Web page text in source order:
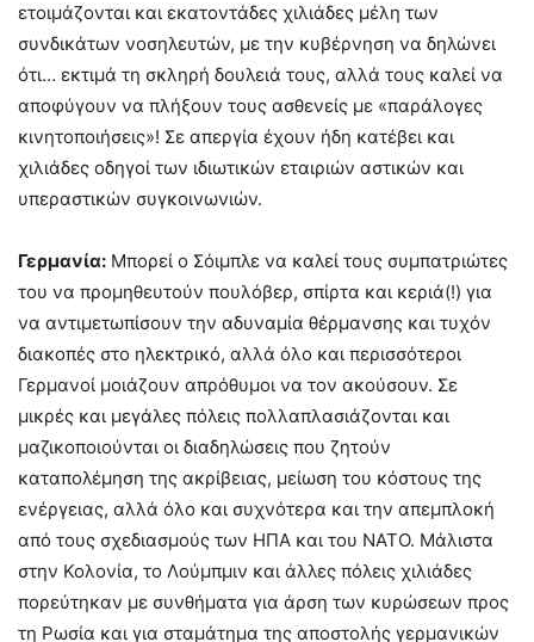
ετοιμάζονται και εκατοντάδες χιλιάδες μέλη των
συνδικάτων νοσηλευτών, με την κυβέρνηση να δηλώνει
ότι… εκτιμά τη σκληρή δουλειά τους, αλλά τους καλεί να
αποφύγουν να πλήξουν τους ασθενείς με «παράλογες
κινητοποιήσεις»! Σε απεργία έχουν ήδη κατέβει και
χιλιάδες οδηγοί των ιδιωτικών εταιριών αστικών και
υπεραστικών συγκοινωνιών.
Γερμανία: Μπορεί ο Σόιμπλε να καλεί τους συμπατριώτες
του να προμηθευτούν πουλόβερ, σπίρτα και κεριά(!) για
να αντιμετωπίσουν την αδυναμία θέρμανσης και τυχόν
διακοπές στο ηλεκτρικό, αλλά όλο και περισσότεροι
Γερμανοί μοιάζουν απρόθυμοι να τον ακούσουν. Σε
μικρές και μεγάλες πόλεις πολλαπλασιάζονται και
μαζικοποιούνται οι διαδηλώσεις που ζητούν
καταπολέμηση της ακρίβειας, μείωση του κόστους της
ενέργειας, αλλά όλο και συχνότερα και την απεμπλοκή
από τους σχεδιασμούς των ΗΠΑ και του ΝΑΤΟ. Μάλιστα
στην Κολονία, το Λούμπμιν και άλλες πόλεις χιλιάδες
πορεύτηκαν με συνθήματα για άρση των κυρώσεων προς
τη Ρωσία και για σταμάτημα της αποστολής γερμανικών